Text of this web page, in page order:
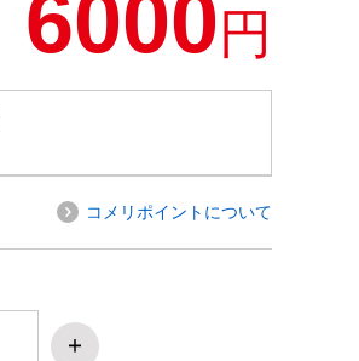
6000円
コメリポイントについて